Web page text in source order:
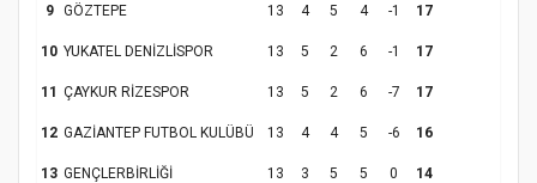
9 GÖZTEPE 13 4 5 4 -1 17
10 YUKATEL DENİZLİSPOR 13 5 2 6 -1 17
11 ÇAYKUR RİZESPOR 13 5 2 6 -7 17
12 GAZİANTEP FUTBOL KULÜBÜ 13 4 4 5 -6 16
13 GENÇLERBİRLİĞİ 13 3 5 5 0 14